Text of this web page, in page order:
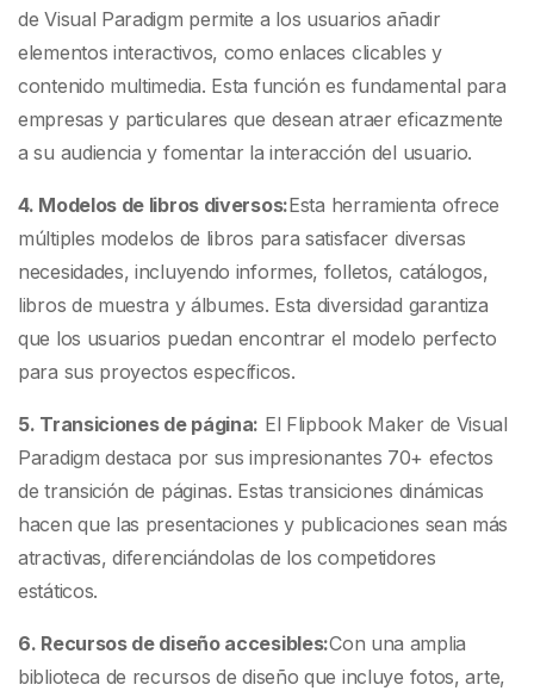
de Visual Paradigm permite a los usuarios añadir
elementos interactivos, como enlaces clicables y
contenido multimedia. Esta función es fundamental para
empresas y particulares que desean atraer eficazmente
a su audiencia y fomentar la interacción del usuario.
4. Modelos de libros diversos:Esta herramienta ofrece
múltiples modelos de libros para satisfacer diversas
necesidades, incluyendo informes, folletos, catálogos,
libros de muestra y álbumes. Esta diversidad garantiza
que los usuarios puedan encontrar el modelo perfecto
para sus proyectos específicos.
5. Transiciones de página: El Flipbook Maker de Visual
Paradigm destaca por sus impresionantes 70+ efectos
de transición de páginas. Estas transiciones dinámicas
hacen que las presentaciones y publicaciones sean más
atractivas, diferenciándolas de los competidores
estáticos.
6. Recursos de diseño accesibles:Con una amplia
biblioteca de recursos de diseño que incluye fotos, arte,